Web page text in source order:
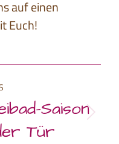
auf einen
Euch!
Saison
Tür